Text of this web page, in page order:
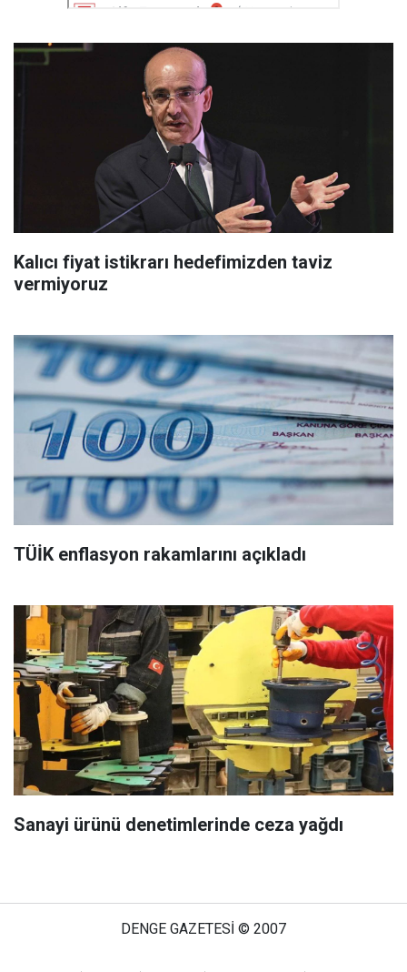
Kalıcı fiyat istikrarı hedefimizden taviz
vermiyoruz
TÜİK enflasyon rakamlarını açıkladı
Sanayi ürünü denetimlerinde ceza yağdı
DENGE GAZETESİ © 2007